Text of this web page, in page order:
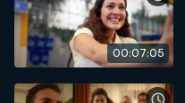
00:07:05